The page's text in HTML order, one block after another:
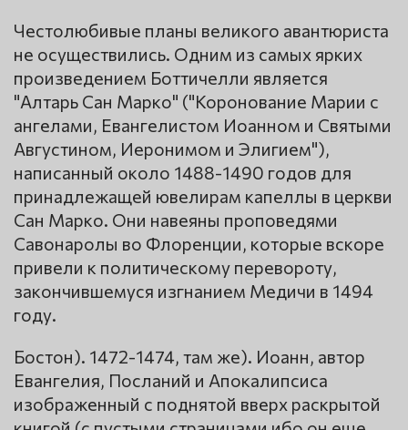
Честолюбивые планы великого авантюриста
не осуществились. Одним из самых ярких
произведением Боттичелли является
"Алтарь Сан Марко" ("Коронование Марии с
ангелами, Евангелистом Иоанном и Святыми
Августином, Иеронимом и Элигием"),
написанный около 1488-1490 годов для
принадлежащей ювелирам капеллы в церкви
Сан Марко. Они навеяны проповедями
Савонаролы во Флоренции, которые вскоре
привели к политическому перевороту,
закончившемуся изгнанием Медичи в 1494
году.
Бостон). 1472-1474, там же). Иоанн, автор
Евангелия, Посланий и Апокалипсиса
изображенный с поднятой вверх раскрытой